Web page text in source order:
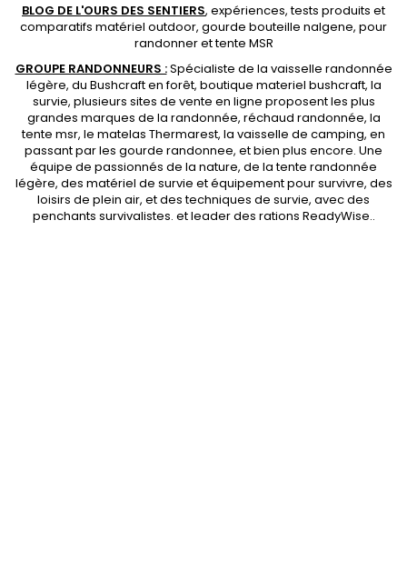
BLOG DE L'OURS DES SENTIERS, expériences, tests produits et
comparatifs matériel outdoor, gourde bouteille nalgene, pour
randonner ettente MSR
GROUPE RANDONNEURS :Spécialiste de la vaisselle randonnée
légère, du Bushcraft en forêt, boutique materiel bushcraft, la
survie, plusieurs sites de vente en ligne proposent les plus
grandes marques de la randonnée, réchaud randonnée, la
tente msr, le matelas Thermarest, la vaisselle de camping, en
passant par les gourde randonnee, et bien plus encore. Une
équipe de passionnés de la nature, de latente randonnée
légère, des matériel de survie et équipement pour survivre, des
loisirs de plein air, et des techniques de survie, avec des
penchants survivalistes. et leader des rations ReadyWise..